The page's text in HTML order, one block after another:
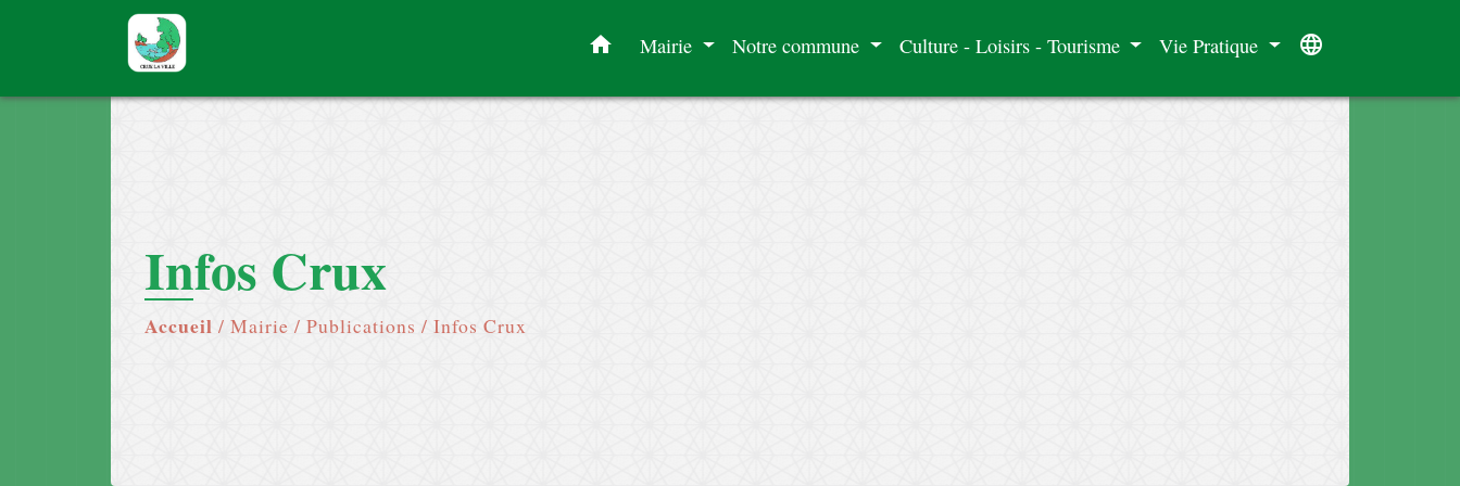
home Mairie Notre commune Culture - Loisirs - Tourisme Vie Pratique language
Infos Crux
Accueil / Mairie / Publications / Infos Crux